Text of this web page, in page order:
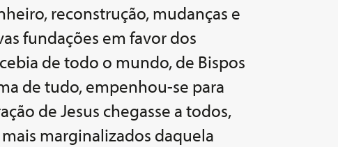
reconstrução, mudanças e
fundações em favor dos
de todo o mundo, de Bispos
de tudo, empenhou-se para
de Jesus chegasse a todos,
marginalizados daquela